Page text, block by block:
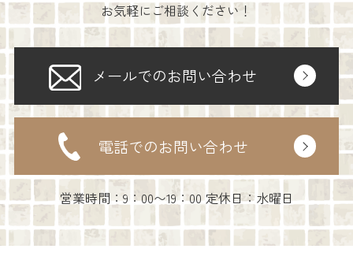
お気軽にご相談ください！
メールでのお問い合わせ
電話でのお問い合わせ
営業時間：9：00〜19：00 定休日：水曜日